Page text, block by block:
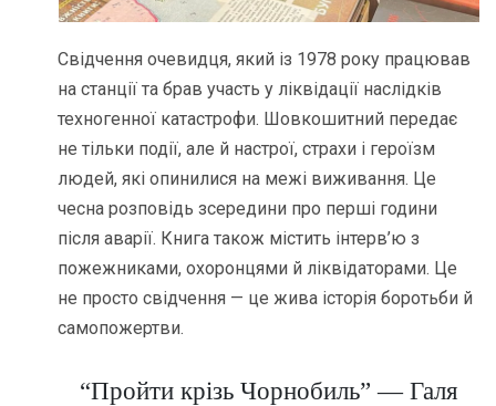
Свідчення очевидця, який із 1978 року працював
на станції та брав участь у ліквідації наслідків
техногенної катастрофи. Шовкошитний передає
не тільки події, але й настрої, страхи і героїзм
людей, які опинилися на межі виживання. Це
чесна розповідь зсередини про перші години
після аварії. Книга також містить інтерв’ю з
пожежниками, охоронцями й ліквідаторами. Це
не просто свідчення — це жива історія боротьби й
самопожертви.
“Пройти крізь Чорнобиль” — Галя